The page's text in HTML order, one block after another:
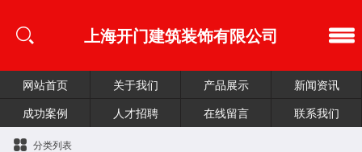
上海开门建筑装饰有限公司
网站首页 关于我们 产品展示
新闻资讯
成功案例
人才招聘 在线留言 联系我们
分类列表